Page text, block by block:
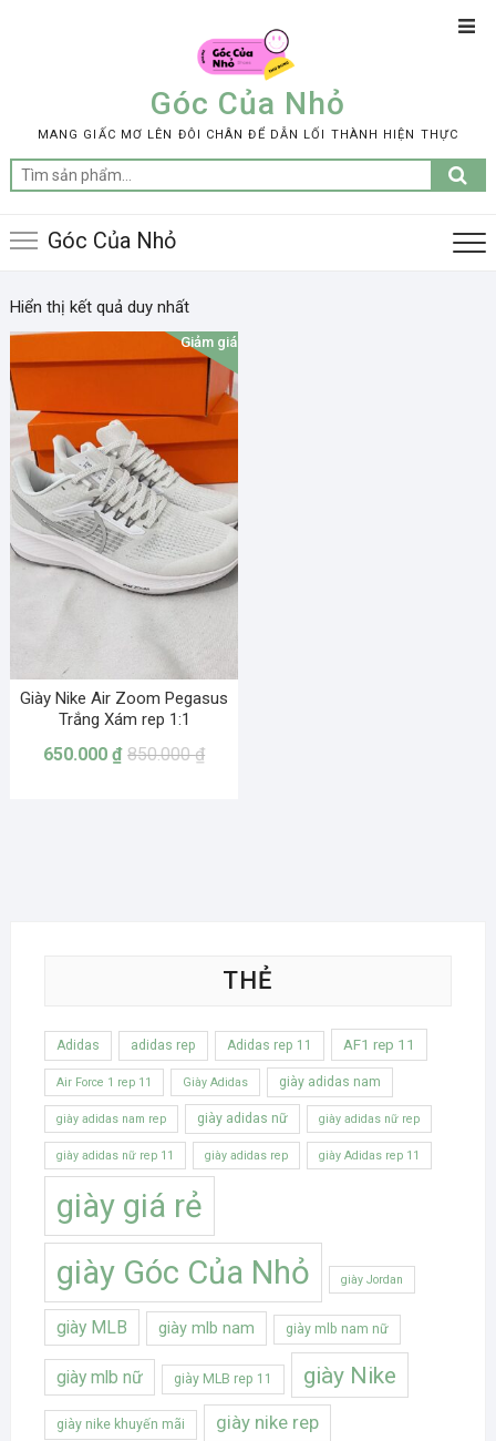
Góc Của Nhỏ
MANG GIẤC MƠ LÊN ĐÔI CHÂN ĐỂ DẪN LỐI THÀNH HIỆN THỰC
Tìm
kiếm:
Góc Của Nhỏ
Hiển thị kết quả duy nhất
Giảm giá!
Giày Nike Air Zoom Pegasus
Trắng Xám rep 1:1
850.000₫
650.000₫
THẺ
Adidas adidas rep Adidas rep 11 AF1 rep 11
Air Force 1 rep 11 Giày Adidas giày adidas nam
giày adidas nam rep giày adidas nữ giày adidas nữ rep
giày adidas nữ rep 11 giày adidas rep giày Adidas rep 11
giày giá rẻ
giày Góc Của Nhỏ
giày Jordan
giày MLB giày mlb nam giày mlb nam nữ
giày mlb nữ giày MLB rep 11 giày Nike
giày nike khuyến mãi giày nike rep